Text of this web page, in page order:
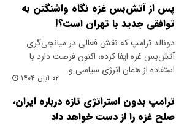
پس از آتش‌بس غزه نگاه واشنگتن به
توافقی جدید با تهران است؟!
دونالد ترامپ که نقش فعالی در میانجی‌گری
آتش‌بس غزه ایفا کرده، اکنون فرصت دارد با
استفاده از همان انرژی سیاسی و…
۰۲ آبان ۱۴۰۴
ترامپ بدون استراتژی تازه درباره ایران،
صلح غزه را از دست خواهد داد